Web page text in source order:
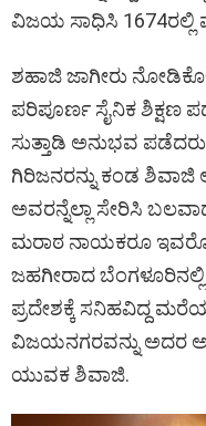
ವಿಜಯ ಸಾಧಿಸಿ 1674ರಲ್ಲಿ
ಶಹಾಜಿ ಜಾಗೀರು
ಪರಿಪೂರ್ಣ ಸೈನಿಕ ಶಿಕ್ಷಣ
ಸುತ್ತಾಡಿ ಅನುಭವ
ಗಿರಿಜನರನ್ನು ಕಂಡ
ಅವರನ್ನೆಲ್ಲಾ ಸೇರಿಸಿ
ಮರಾಠ ನಾಯಕರೂ
ಜಹಗೀರಾದ ಬೆಂಗಳೂರಿನಲ್ಲಿ
ಪ್ರದೇಶಕ್ಕೆ ಸನಿಹವಿದ್ದ
ವಿಜಯನಗರವನ್ನು ಅದರ
ಯುವಕ ಶಿವಾಜಿ.